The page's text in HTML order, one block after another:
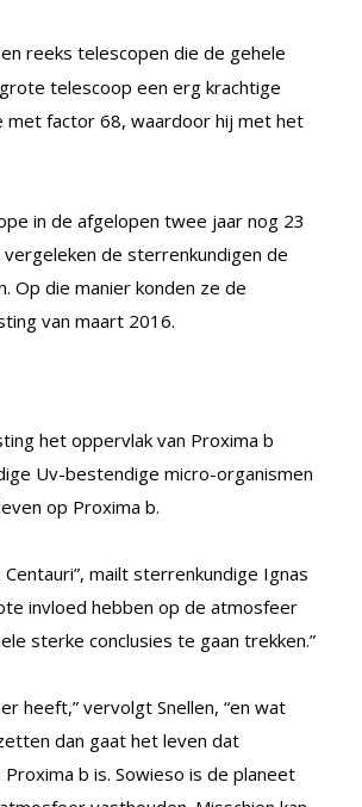
reeks telescopen die de gehele
telescoop een erg krachtige
met factor 68, waardoor hij met het
in de afgelopen twee jaar nog 23
de sterrenkundigen de
Op die manier konden ze de
van maart 2016.
het oppervlak van Proxima b
Uv-bestendige micro-organismen
op Proxima b.
mailt sterrenkundige Ignas
invloed hebben op de atmosfeer
sterke conclusies te gaan trekken.”
heeft,” vervolgt Snellen, “en wat
dan gaat het leven dat
b is. Sowieso is de planeet